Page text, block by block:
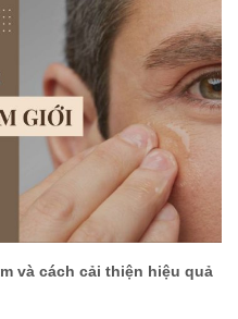
và cách cải thiện hiệu quả